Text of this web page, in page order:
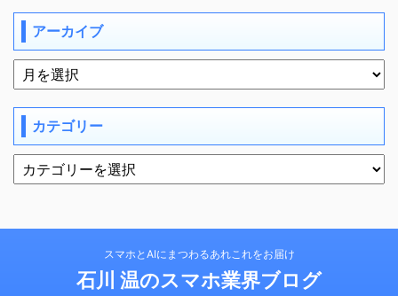
アーカイブ
カテゴリー
スマホとAIにまつわるあれこれをお届け
石川 温のスマホ業界ブログ